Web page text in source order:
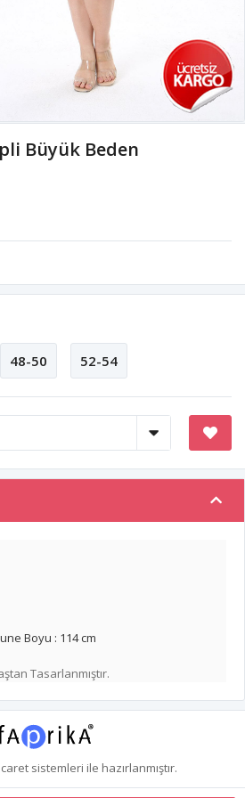
Büyük Beden
48-50 52-54
Boyu : 114 cm
Tasarlanmıştır.
sistemleri ile hazırlanmıştır.